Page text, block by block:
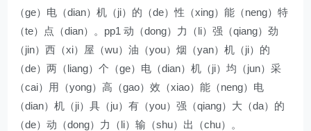
（ge）电（dian）机（ji）的（de）性（xing）能（neng）特
（te）点（dian）。pp1 动（dong）力（li）强（qiang）劲
（jin）西（xi）屋（wu）油（you）烟（yan）机（ji）的
（de）两（liang）个（ge）电（dian）机（ji）均（jun）采
（cai）用（yong）高（gao）效（xiao）能（neng）电
（dian）机（ji）具（ju）有（you）强（qiang）大（da）的
（de）动（dong）力（li）输（shu）出（chu）。